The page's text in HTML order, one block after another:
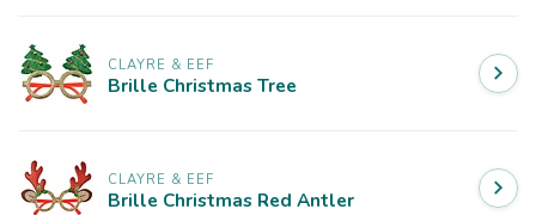
CLAYRE & EEF
Brille Christmas Tree
CLAYRE & EEF
Brille Christmas Red Antler